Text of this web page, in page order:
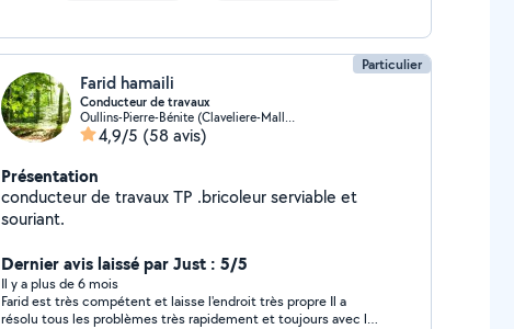
Particulier
Farid hamaili
Conducteur de travaux
Oullins-Pierre-Bénite (Claveliere-Malletiere)
4,9/5 (58 avis)
Présentation
conducteur de travaux TP .bricoleur serviable et
souriant.
Dernier avis laissé par Just : 5/5
Il y a plus de 6 mois
Farid est très compétent et laisse l'endroit très propre Il a
résolu tous les problèmes très rapidement et toujours avec le